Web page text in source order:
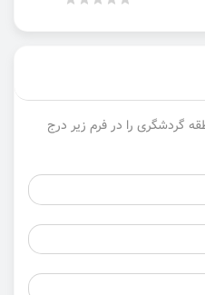
گردشگری را در فرم زیر درج